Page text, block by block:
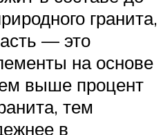
гранита,
— это
на основе
выше процент
тем
в